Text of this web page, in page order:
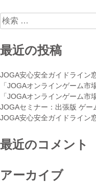
を
ラ
ゲ
ー
市
場
調
査
レ
ー
を
検
索:
最近の投稿
JOGA安心安全ガイドライン
「JOGAオンラインゲーム
「JOGAオンラインゲーム
JOGAセミナー：出張版 ゲー
JOGA安心安全ガイドライン
最近のコメント
アーカイブ